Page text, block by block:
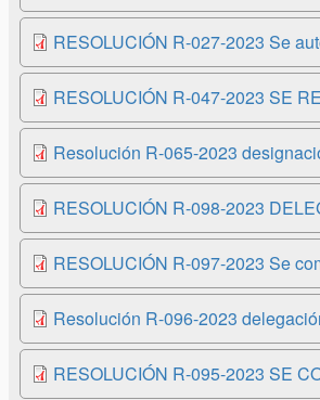
RESOLUCIÓN R-027-2023 Se
RESOLUCIÓN R-047-2023 SE
Resolución R-065-2023
RESOLUCIÓN R-098-2023
RESOLUCIÓN R-097-2023 Se
Resolución R-096-2023
RESOLUCIÓN R-095-2023 SE